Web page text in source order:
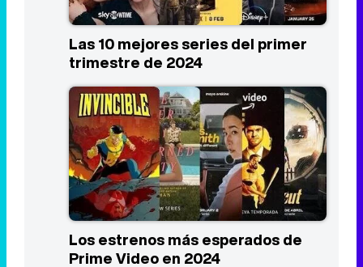
Las 10 mejores series del primer
trimestre de 2024
Los estrenos más esperados de
Prime Video en 2024